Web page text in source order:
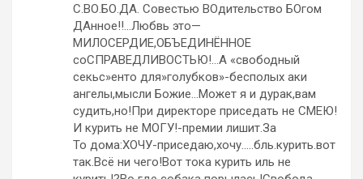
С.ВО.БО.ДА. Совестью ВОдительство БОгом
ДАнное!!…Любвь это—
МИЛОСЕРДИЕ,ОБЪЕДИНЁННОЕ
соСПРАВЕДЛИВОСТЬЮ!…А «свободный
секьс»енто для»голубков»-бесполых аки
ангелы,мысли Божие…Может я и дурак,вам
судить,но!При директоре приседать не СМЕЮ!
И курить не МОГУ!-премии лишит.За
То дома:ХОЧУ-приседаю,хочу…..бль.курить.вот
так.Всё ни чего!Вот тока курить иль не